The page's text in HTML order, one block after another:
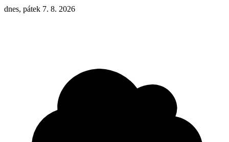
dnes, pátek 7. 8. 2026